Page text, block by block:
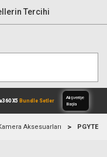
Tercihi
Aksesuarları